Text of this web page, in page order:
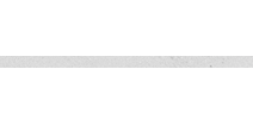
Verbotene